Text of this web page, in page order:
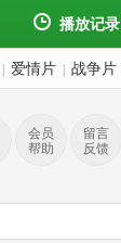
播放记录
爱情片 战争片
会员
帮助
留言
反馈